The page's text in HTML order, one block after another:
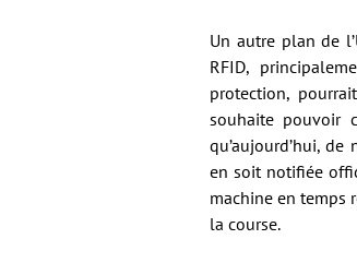
Un autre plan de
RFID,
protection,
souhaite pouvoir
qu’aujourd’hui,
en soit notifiée
machine en temps
la course.